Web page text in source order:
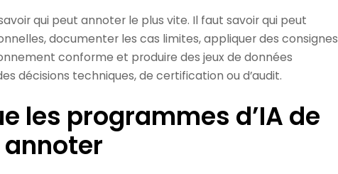
qui peut annoter le plus vite. Il faut savoir qui peut
documenter les cas limites, appliquer des consignes
conforme et produire des jeux de données
décisions techniques, de certification ou d’audit.
les programmes d’IA de